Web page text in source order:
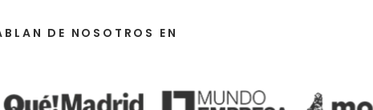
DE NOSOTROS EN